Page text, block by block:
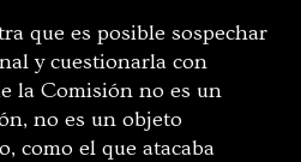
que es posible sospechar
y cuestionarla con
la Comisión no es un
no es un objeto
como el que atacaba